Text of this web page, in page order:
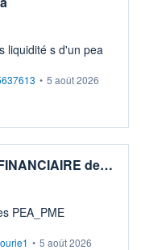
liquidité s d'un pea
• 5 août 2026
de…
PEA_PME
• 5 août 2026